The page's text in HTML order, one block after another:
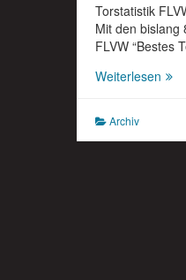
Torstatistik
Mit den bislang
FLVW “Bestes
Weiterlesen
Archiv